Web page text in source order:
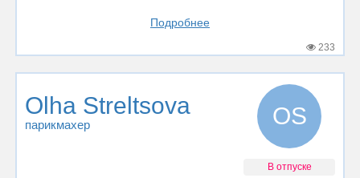
Подробнее
233
Olha Streltsova
парикмахер OS
В отпуске